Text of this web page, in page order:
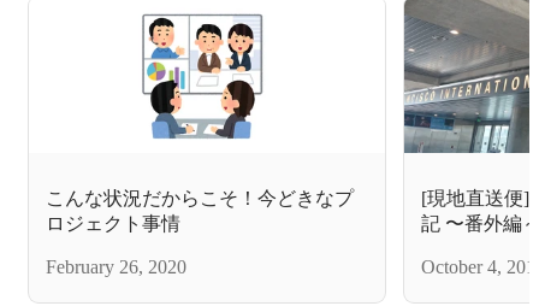
こんな状況だからこそ！今どきなプ
ロジェクト事情
February 26, 2020
[現地直送便]
記 〜番外編
October 4,